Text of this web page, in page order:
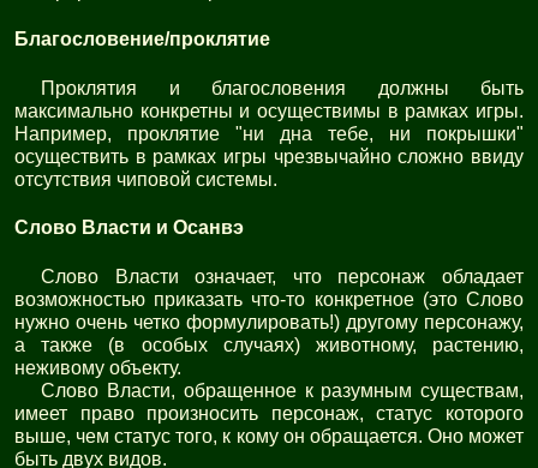
Благословение/проклятие
Проклятия и благословения должны быть
максимально конкретны и осуществимы в рамках игры.
Например, проклятие "ни дна тебе, ни покрышки"
осуществить в рамках игры чрезвычайно сложно ввиду
отсутствия чиповой системы.
Слово Власти и Осанвэ
Слово Власти означает, что персонаж обладает
возможностью приказать что-то конкретное (это Слово
нужно очень четко формулировать!) другому персонажу,
а также (в особых случаях) животному, растению,
неживому объекту.
Слово Власти, обращенное к разумным существам,
имеет право произносить персонаж, статус которого
выше, чем статус того, к кому он обращается. Оно может
быть двух видов.